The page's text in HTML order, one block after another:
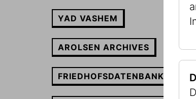
YAD VASHEM
AROLSEN ARCHIVES
FRIEDHOFSDATENBANK DER